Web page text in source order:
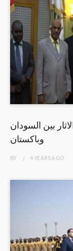
بين السودان
وباكستان
BY 4 YEARSAGO